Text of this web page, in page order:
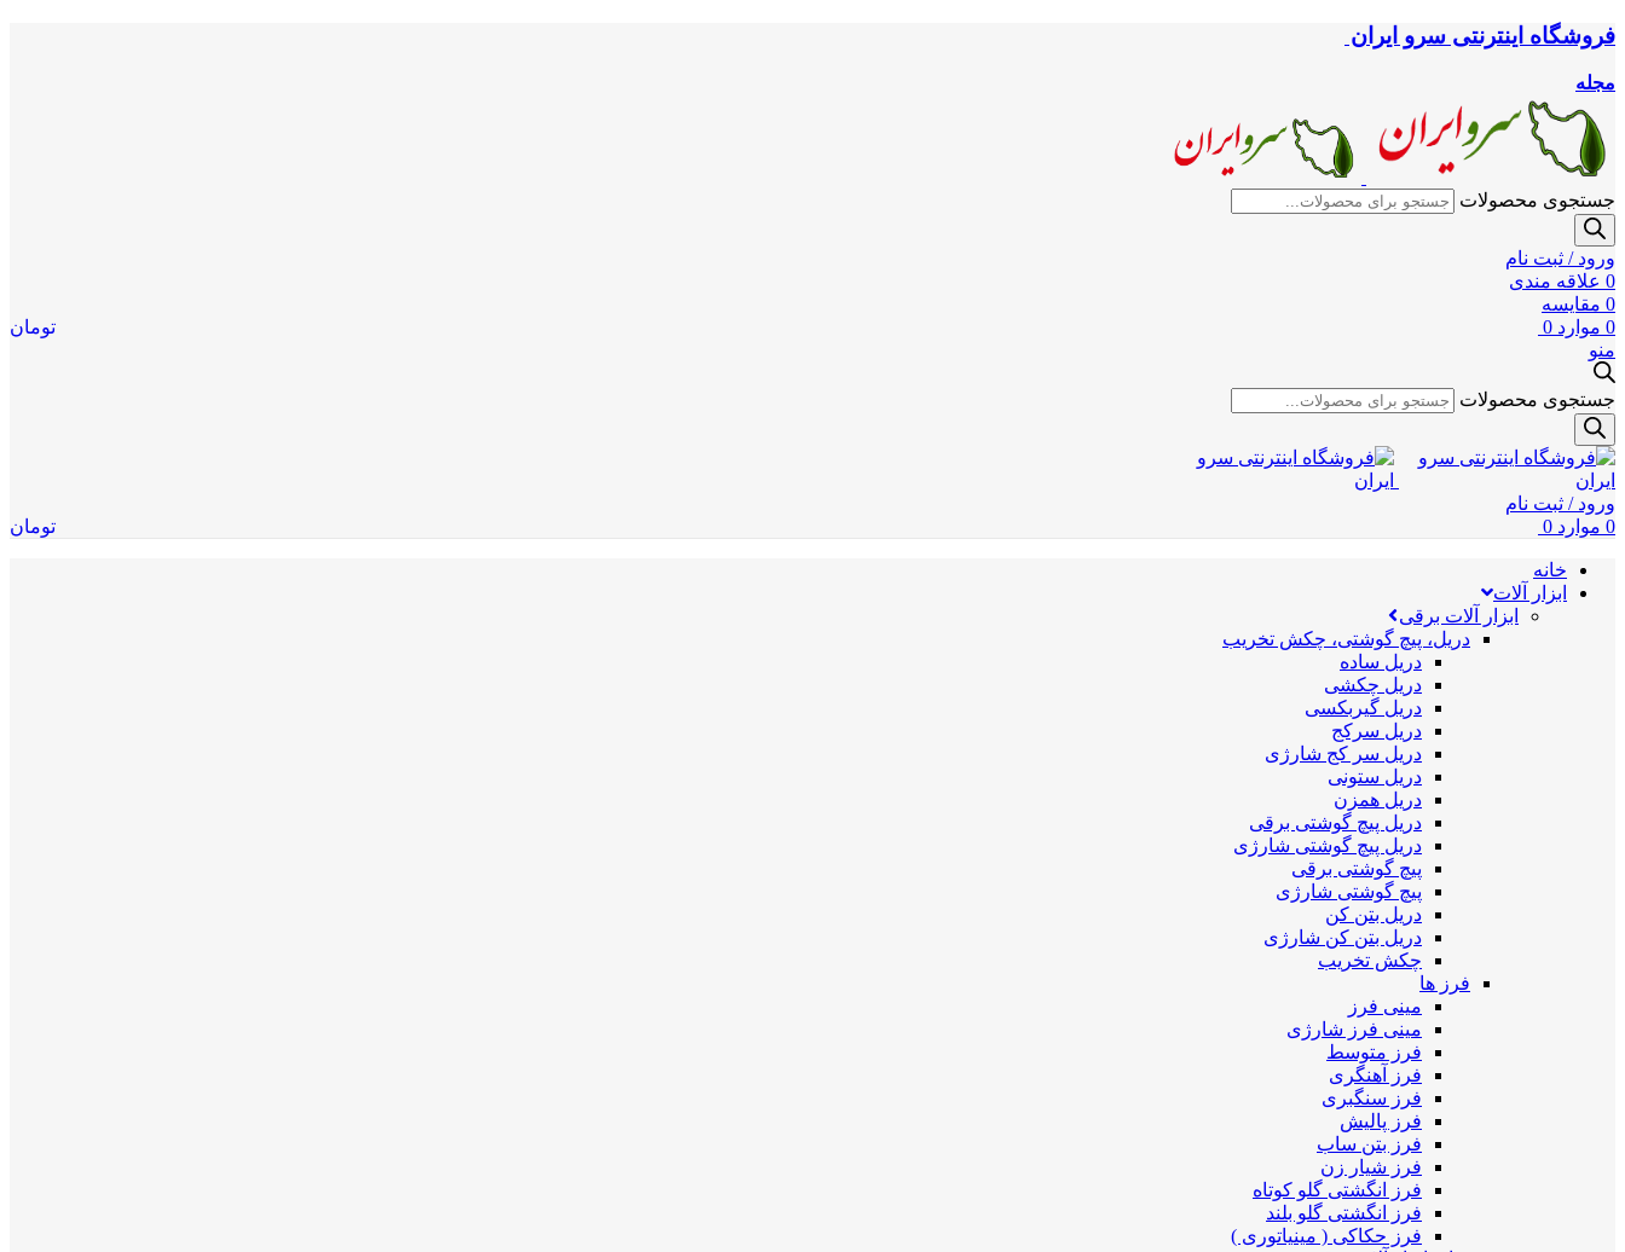
فروشگاه اینترنتی سرو ایران
مجله
جستجوی محصولات
ورود / ثبت نام
0 علاقه مندی
0 مقایسه
0 موارد 0
تومان
منو
جستجوی محصولات
ورود / ثبت نام
0 موارد 0 تومان
خانه
ابزار آلات
ابزار آلات برقی
دریل، پیچ گوشتی، چکش تخریب
دریل ساده
دریل چکشی
دریل گیربکسی
دریل سرکج
دریل سر کج شارژی
دریل ستونی
دریل همزن
دریل پیچ گوشتی برقی
دریل پیچ گوشتی شارژی
پیچ گوشتی برقی
پیچ گوشتی شارژی
دریل بتن کن
دریل بتن کن شارژی
چکش تخریب
فرز ها
مینی فرز
مینی فرز شارژی
فرز متوسط
فرز آهنگری
فرز سنگبری
فرز پالیش
فرز بتن ساب
فرز شیار زن
فرز انگشتی گلو کوتاه
فرز انگشتی گلو بلند
فرز حکاکی ( مینیاتوری )